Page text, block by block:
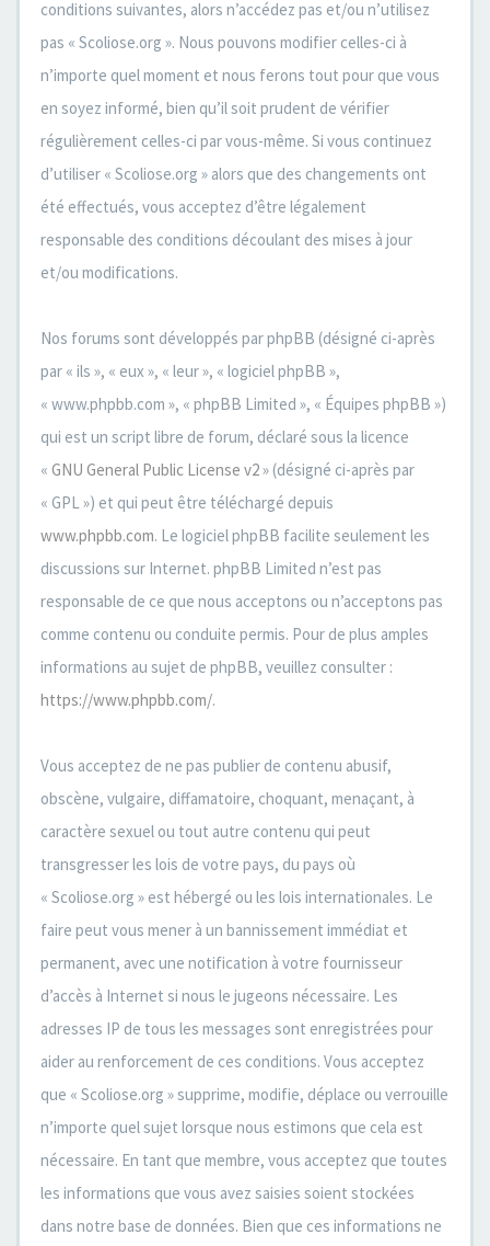
conditions suivantes, alors n’accédez pas et/ou n’utilisez
pas « Scoliose.org ». Nous pouvons modifier celles-ci à
n’importe quel moment et nous ferons tout pour que vous
en soyez informé, bien qu’il soit prudent de vérifier
régulièrement celles-ci par vous-même. Si vous continuez
d’utiliser « Scoliose.org » alors que des changements ont
été effectués, vous acceptez d’être légalement
responsable des conditions découlant des mises à jour
et/ou modifications.
Nos forums sont développés par phpBB (désigné ci-après
par « ils », « eux », « leur », « logiciel phpBB »,
« www.phpbb.com », « phpBB Limited », « Équipes phpBB »)
qui est un script libre de forum, déclaré sous la licence
« GNU General Public License v2» (désigné ci-après par
« GPL ») et qui peut être téléchargé depuis
www.phpbb.com. Le logiciel phpBB facilite seulement les
discussions sur Internet. phpBB Limited n’est pas
responsable de ce que nous acceptons ou n’acceptons pas
comme contenu ou conduite permis. Pour de plus amples
informations au sujet de phpBB, veuillez consulter :
https://www.phpbb.com/.
Vous acceptez de ne pas publier de contenu abusif,
obscène, vulgaire, diffamatoire, choquant, menaçant, à
caractère sexuel ou tout autre contenu qui peut
transgresser les lois de votre pays, du pays où
« Scoliose.org » est hébergé ou les lois internationales. Le
faire peut vous mener à un bannissement immédiat et
permanent, avec une notification à votre fournisseur
d’accès à Internet si nous le jugeons nécessaire. Les
adresses IP de tous les messages sont enregistrées pour
aider au renforcement de ces conditions. Vous acceptez
que « Scoliose.org » supprime, modifie, déplace ou verrouille
n’importe quel sujet lorsque nous estimons que cela est
nécessaire. En tant que membre, vous acceptez que toutes
les informations que vous avez saisies soient stockées
dans notre base de données. Bien que ces informations ne